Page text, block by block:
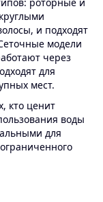
и подходят
модели
через
для
мест.
кто ценит
воды
для